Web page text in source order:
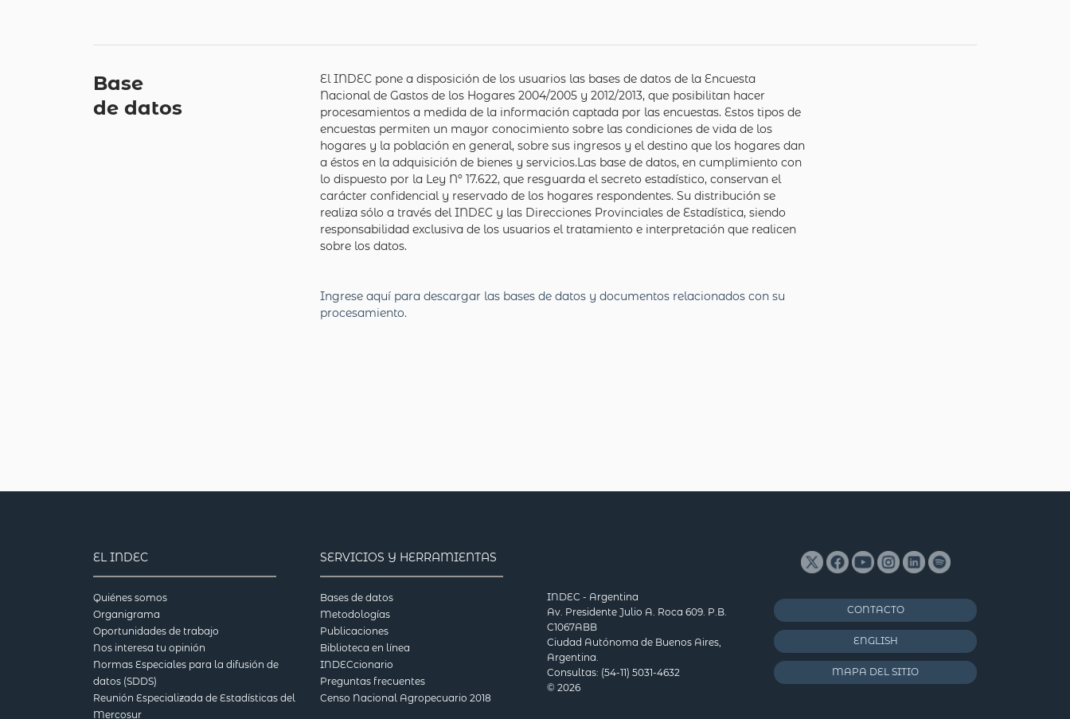
Base
de datos
El INDEC pone a disposición de los usuarios las bases de datos de la Encuesta
Nacional de Gastos de los Hogares 2004/2005 y 2012/2013, que posibilitan hacer
procesamientos a medida de la información captada por las encuestas. Estos tipos de
encuestas permiten un mayor conocimiento sobre las condiciones de vida de los
hogares y la población en general, sobre sus ingresos y el destino que los hogares dan
a éstos en la adquisición de bienes y servicios.Las base de datos, en cumplimiento con
lo dispuesto por la Ley Nº 17.622, que resguarda el secreto estadístico, conservan el
carácter confidencial y reservado de los hogares respondentes. Su distribución se
realiza sólo a través del INDEC y las Direcciones Provinciales de Estadística, siendo
responsabilidad exclusiva de los usuarios el tratamiento e interpretación que realicen
sobre los datos.
Ingrese aquí para descargar las bases de datos y documentos relacionados con su
procesamiento.
EL INDEC
Quiénes somos
Organigrama
Oportunidades de trabajo
Nos interesa tu opinión
Normas Especiales para la difusión de
datos (SDDS)
Reunión Especializada de Estadísticas del
Mercosur
SERVICIOS Y HERRAMIENTAS
Bases de datos
Metodologías
Publicaciones
Biblioteca en línea
INDECcionario
Preguntas frecuentes
Censo Nacional Agropecuario 2018
INDEC - Argentina
Av. Presidente Julio A. Roca 609. P.B.
C1067ABB
Ciudad Autónoma de Buenos Aires,
Argentina.
Consultas: (54-11) 5031-4632
© 2026
CONTACTO
ENGLISH
MAPA DEL SITIO